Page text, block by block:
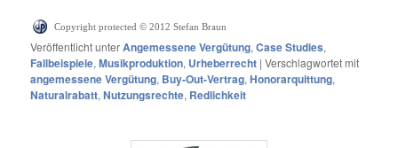
Copyright protected © 2012 Stefan Braun
Veröffentlicht unterAngemessene Vergütung,Case Studies,
Fallbeispiele,Musikproduktion, Urheberrecht |Verschlagwortet mit
angemessene Vergütung, Buy-Out-Vertrag,Honorarquittung,
Naturalrabatt,Nutzungsrechte, Redlichkeit